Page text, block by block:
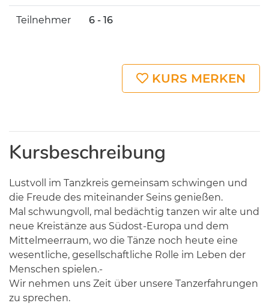
Teilnehmer 6 - 16
KURS MERKEN
Kursbeschreibung
Lustvoll im Tanzkreis gemeinsam schwingen und
die Freude des miteinander Seins genießen.
Mal schwungvoll, mal bedächtig tanzen wir alte und
neue Kreistänze aus Südost-Europa und dem
Mittelmeerraum, wo die Tänze noch heute eine
wesentliche, gesellschaftliche Rolle im Leben der
Menschen spielen.-
Wir nehmen uns Zeit über unsere Tanzerfahrungen
zu sprechen.